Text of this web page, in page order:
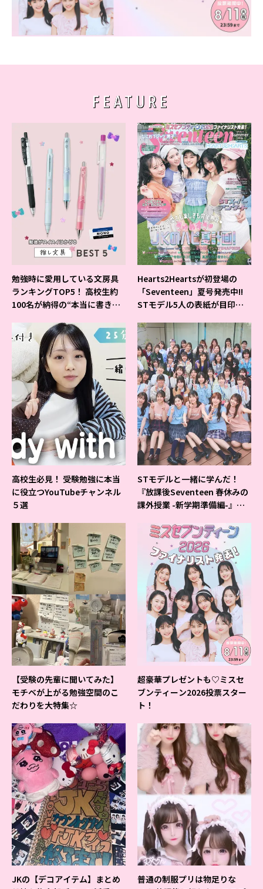
FEATURE
勉強時に愛用している文房具
ランキングTOP5！ 高校生約
100名が納得の“本当に書きや
Hearts2Heartsが初登場の
「Seventeen」夏号発売中!!
STモデル5人の表紙が目印だ
高校生必見！ 受験勉強に本当
に役立つYouTubeチャンネル
５選
STモデルと一緒に学んだ！
『放課後Seventeen 春休みの
課外授業 -新学期準備編-』イ
【受験の先輩に聞いてみた】
モチベが上がる勉強空間のこ
だわりを大特集☆
超豪華プレゼントも♡ミスセ
ブンティーン2026投票スター
ト！
JKの【デコアイテム】まとめ
普通の制服プリは物足りな